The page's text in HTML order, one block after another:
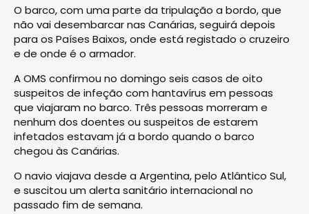
O barco, com uma parte da tripulação a bordo, que
não vai desembarcar nas Canárias, seguirá depois
para os Países Baixos, onde está registado o cruzeiro
e de onde é o armador.
A OMS confirmou no domingo seis casos de oito
suspeitos de infeção com hantavírus em pessoas
que viajaram no barco. Três pessoas morreram e
nenhum dos doentes ou suspeitos de estarem
infetados estavam já a bordo quando o barco
chegou às Canárias.
O navio viajava desde a Argentina, pelo Atlântico Sul,
e suscitou um alerta sanitário internacional no
passado fim de semana.